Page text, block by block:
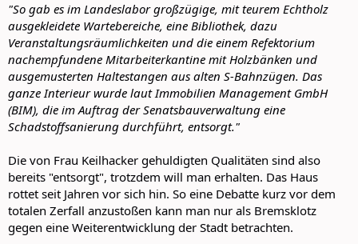
"So gab es im Landeslabor großzügige, mit teurem Echtholz
ausgekleidete Wartebereiche, eine Bibliothek, dazu
Veranstaltungsräumlichkeiten und die einem Refektorium
nachempfundene Mitarbeiterkantine mit Holzbänken und
ausgemusterten Haltestangen aus alten S-Bahnzügen. Das
ganze Interieur wurde laut Immobilien Management GmbH
(BIM), die im Auftrag der Senatsbauverwaltung eine
Schadstoffsanierung durchführt, entsorgt."
Die von Frau Keilhacker gehuldigten Qualitäten sind also
bereits "entsorgt", trotzdem will man erhalten. Das Haus
rottet seit Jahren vor sich hin. So eine Debatte kurz vor dem
totalen Zerfall anzustoßen kann man nur als Bremsklotz
gegen eine Weiterentwicklung der Stadt betrachten.